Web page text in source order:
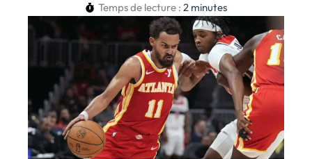
Temps de lecture : 2 minutes